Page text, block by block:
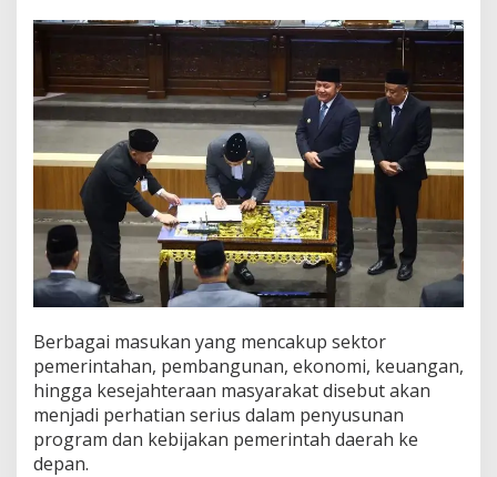
Berbagai masukan yang mencakup sektor
pemerintahan, pembangunan, ekonomi, keuangan,
hingga kesejahteraan masyarakat disebut akan
menjadi perhatian serius dalam penyusunan
program dan kebijakan pemerintah daerah ke
depan.